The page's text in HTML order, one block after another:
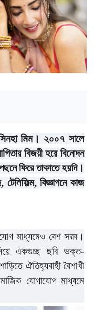
সিনহা মিম। ২০০৭ সালে
বিজয়ী হয়ে বিনোদন
ফিরে তাকাতে হয়নি।
বিজ্ঞাপনে কাজ
মাধ্যমেও বেশ সরব।
একগুচ্ছ ছবি ভক্ত-
ঐতিহ্যবাহী বৈশাখী
যোগাযোগ মাধ্যমে